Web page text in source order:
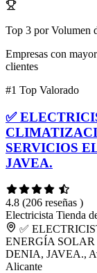
Top 3 por Volumen
Empresas con
clientes
#1 Top Valorado
✅
SERVICIOS
JAVEA.
4.8 (206 reseñas )
Electricista Tienda
✅
ENERGÍA
DENIA, JAVEA.,
Alicante